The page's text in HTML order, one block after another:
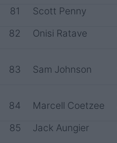
81
Scott Penny
82
Onisi Ratave
83 Sam Johnson
84 Marcell Coetzee
85
Jack Aungier